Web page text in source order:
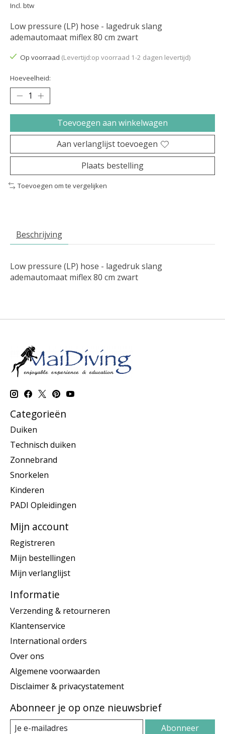
Incl. btw
Low pressure (LP) hose - lagedruk slang
ademautomaat miflex 80 cm zwart
Op voorraad (Levertijd:op voorraad 1-2 dagen levertijd)
Hoeveelheid:
Toevoegen aan winkelwagen
Aan verlanglijst toevoegen
Plaats bestelling
Toevoegen om te vergelijken
Beschrijving
Low pressure (LP) hose - lagedruk slang
ademautomaat miflex 80 cm zwart
Categorieën
Duiken
Technisch duiken
Zonnebrand
Snorkelen
Kinderen
PADI Opleidingen
Mijn account
Registreren
Mijn bestellingen
Mijn verlanglijst
Informatie
Verzending & retourneren
Klantenservice
International orders
Over ons
Algemene voorwaarden
Disclaimer & privacystatement
Abonneer je op onze nieuwsbrief
Abonneer